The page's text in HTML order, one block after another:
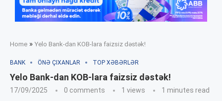
Home » Yelo Bank-dan KOB-lara faizsiz dəstək!
BANK ÖNƏ ÇIXANLAR TOP XƏBƏRLƏR
Yelo Bank-dan KOB-lara faizsiz dəstək!
17/09/2025 0 comments 1 views 1 minutes read